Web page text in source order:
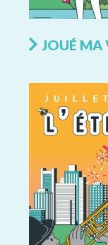
JOUÉ MA